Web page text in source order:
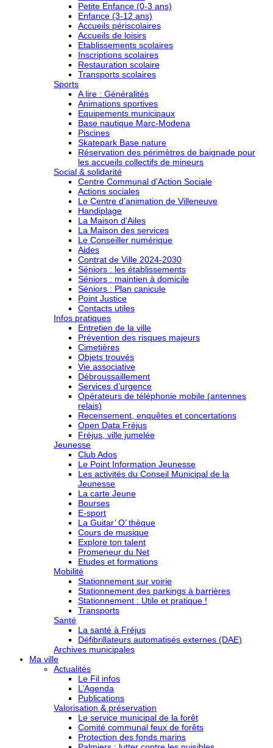
Petite Enfance (0-3 ans)
Enfance (3-12 ans)
Accueils périscolaires
Accueils de loisirs
Etablissements scolaires
Inscriptions scolaires
Restauration scolaire
Transports scolaires
Sports
A lire : Généralités
Animations sportives
Equipements municipaux
Base nautique Marc-Modena
Piscines
Skatepark Base nature
Réservation des périmètres de baignade pour
les accueils collectifs de mineurs
Social & solidarité
Centre Communal d’Action Sociale
Actions sociales
Le Centre d’animation de Villeneuve
Handiplage
La Maison d’Ailes
La Maison des services
Le Conseiller numérique
Aides
Contrat de Ville 2024-2030
Séniors : les établissements
Séniors : maintien à domicile
Séniors : Plan canicule
Point Justice
Contacts utiles
Infos pratiques
Entretien de la ville
Prévention des risques majeurs
Cimetières
Objets trouvés
Vie associative
Débroussaillement
Services d’urgence
Opérateurs de téléphonie mobile (antennes
relais)
Recensement, enquêtes et concertations
Open Data Fréjus
Fréjus, ville jumelée
Jeunesse
Club Ados
Le Point Information Jeunesse
Les activités du Conseil Municipal de la
Jeunesse
La carte Jeune
Bourses
E-sport
La Guitar’ O’ thèque
Cours de musique
Explore ton talent
Promeneur du Net
Etudes et formations
Mobilité
Stationnement sur voirie
Stationnement des parkings à barrières
Stationnement : Utile et pratique !
Transports
Santé
La santé à Fréjus
Défibrillateurs automatisés externes (DAE)
Archives municipales
Ma ville
Actualités
Le Fil infos
L’Agenda
Publications
Valorisation & préservation
Le service municipal de la forêt
Comité communal feux de forêts
Protection des fonds marins